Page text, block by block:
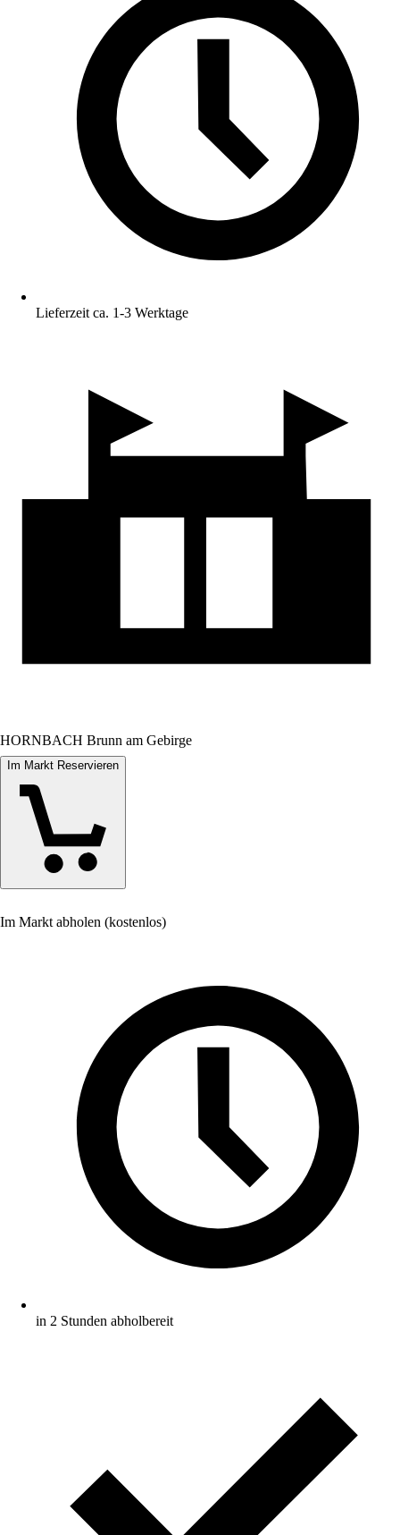
Lieferzeit ca. 1-3 Werktage
HORNBACH Brunn am Gebirge
Im Markt Reservieren
Im Markt abholen (kostenlos)
in 2 Stunden abholbereit